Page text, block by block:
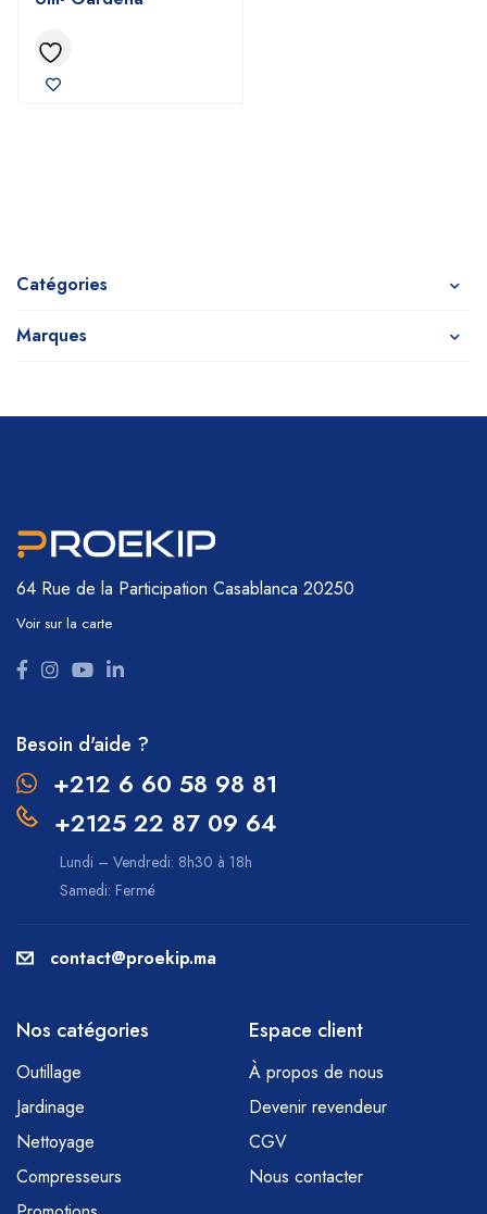
Catégories
Marques
64 Rue de la Participation Casablanca 20250
Voir sur la carte
Besoin d'aide ?
+212 6 60 58 98 81
+2125 22 87 09 64
Lundi – Vendredi: 8h30 à 18h
Samedi: Fermé
contact@proekip.ma
Nos catégories
Outillage
Jardinage
Nettoyage
Compresseurs
Espace client
À propos de nous
Devenir revendeur
CGV
Nous contacter